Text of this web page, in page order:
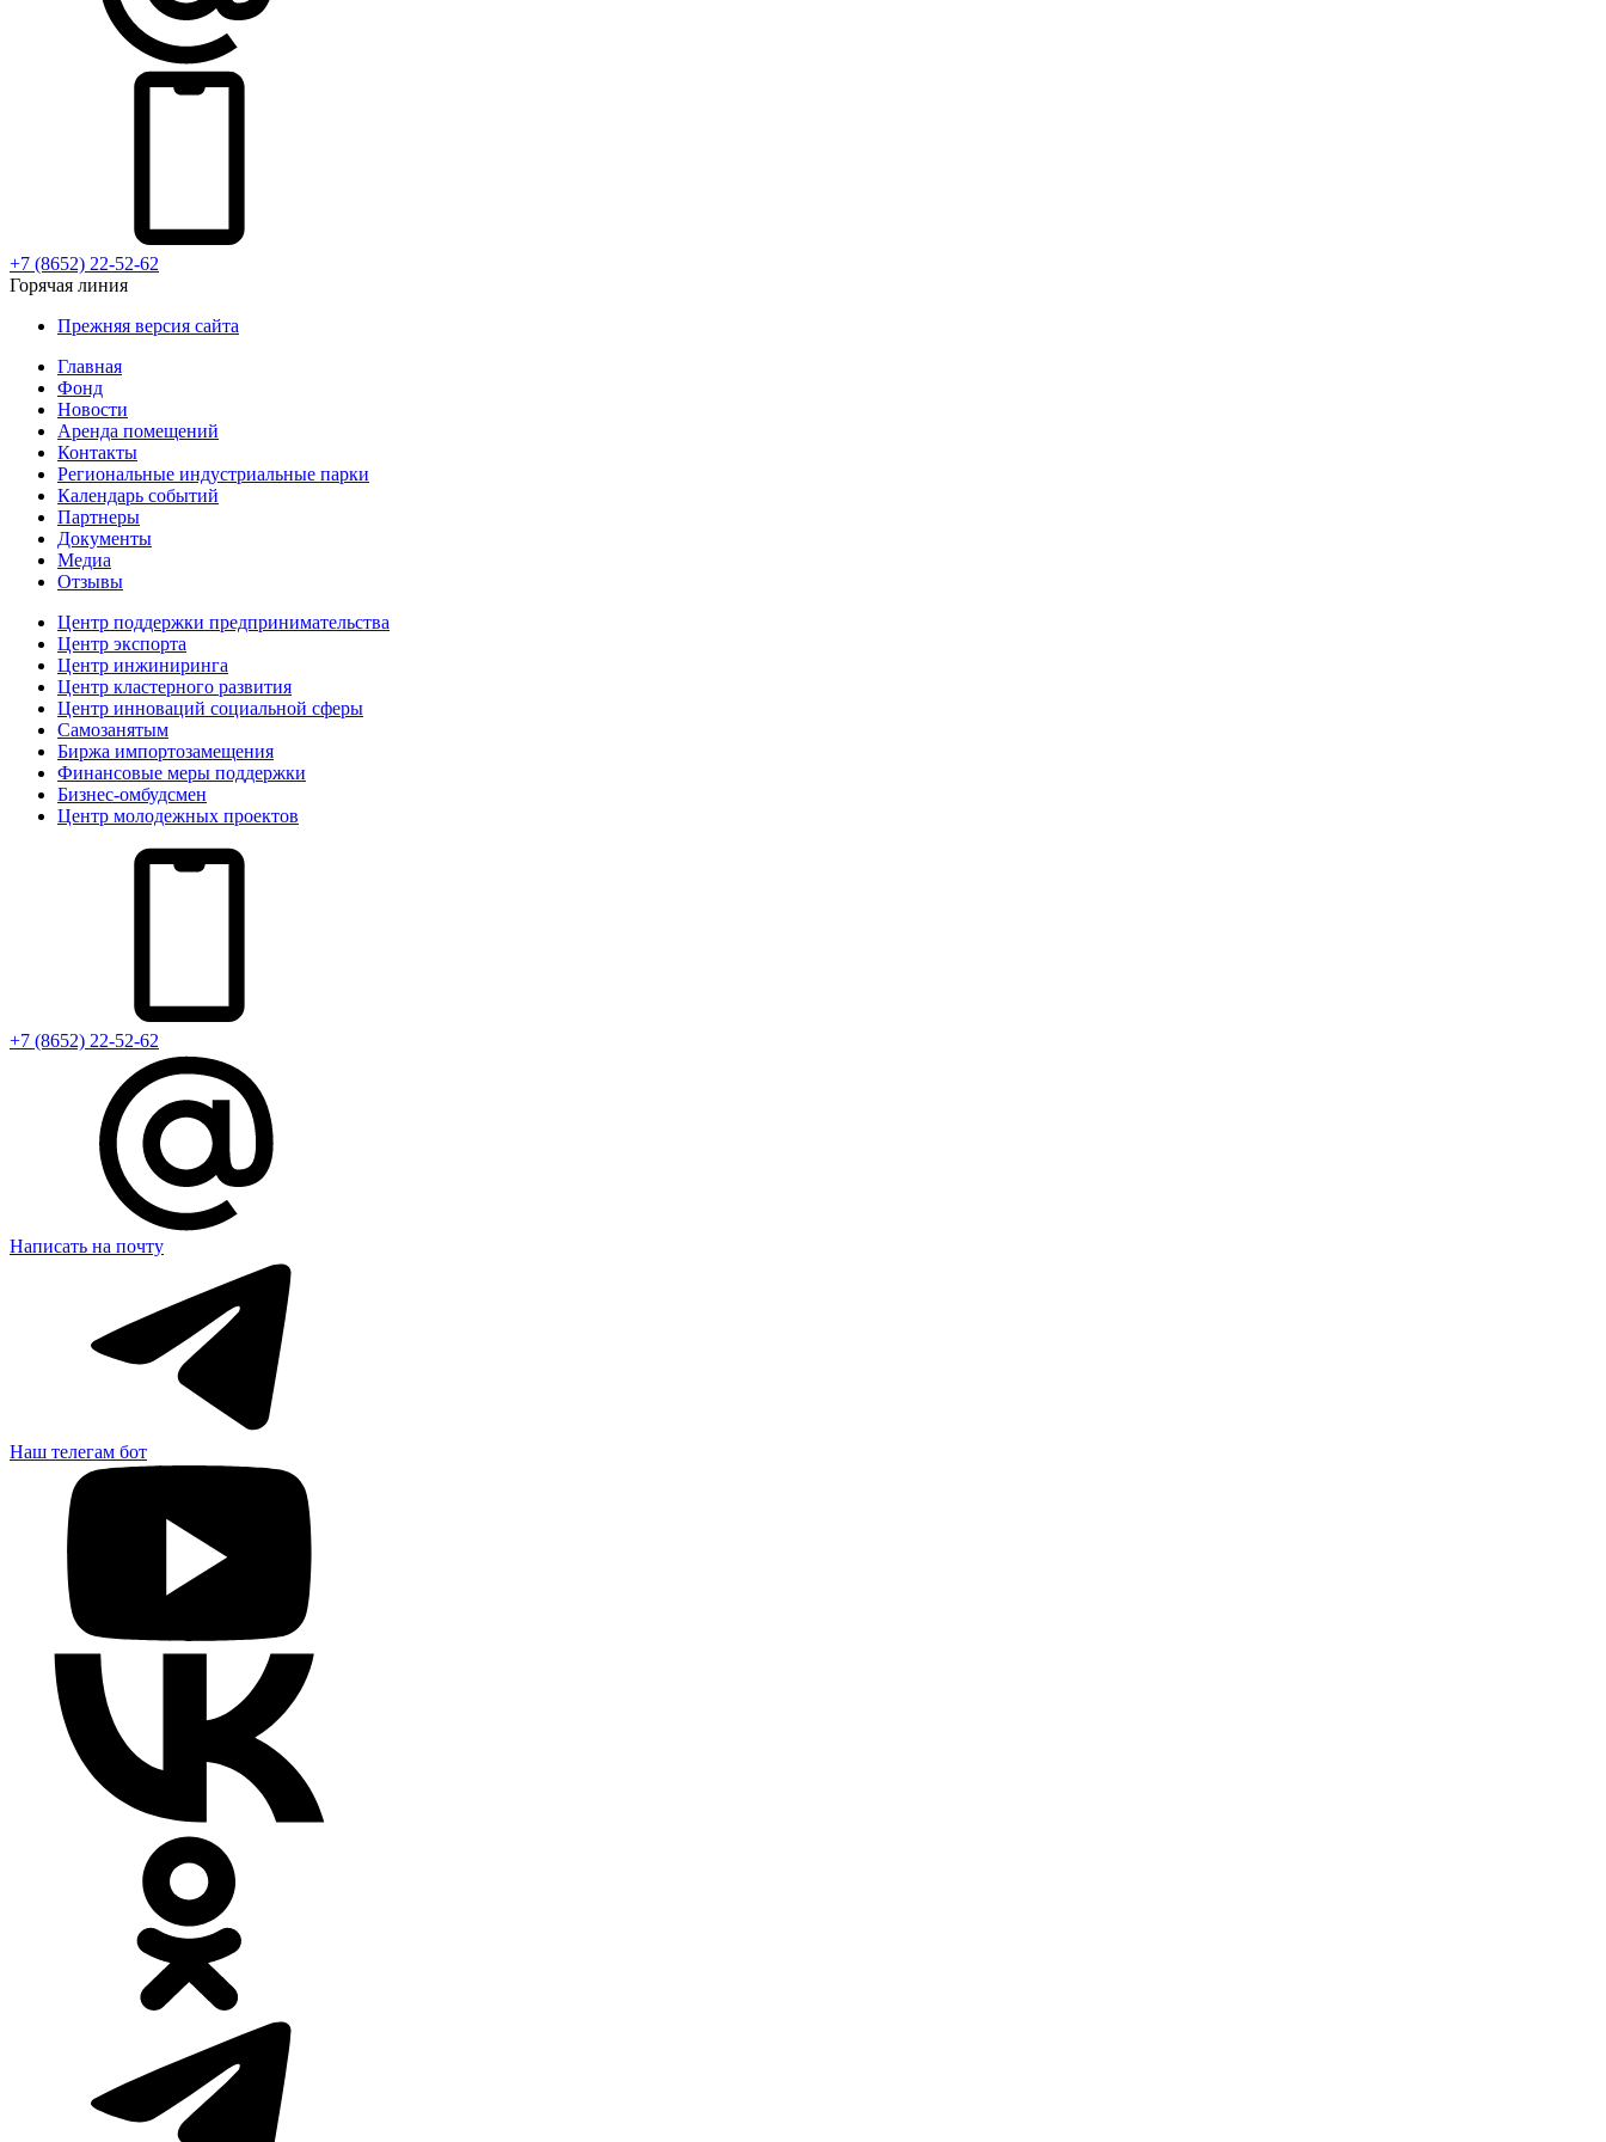
+7 (8652) 22-52-62
Горячая линия
Прежняя версия сайта
Главная
Фонд
Новости
Аренда помещений
Контакты
Региональные индустриальные парки
Календарь событий
Партнеры
Документы
Медиа
Отзывы
Центр поддержки предпринимательства
Центр экспорта
Центр инжиниринга
Центр кластерного развития
Центр инноваций социальной сферы
Cамозанятым
Биржа импортозамещения
Финансовые меры поддержки
Бизнес-омбудсмен
Центр молодежных проектов
+7 (8652) 22-52-62
Написать на почту
Наш телегам бот